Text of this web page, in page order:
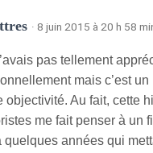
· 8 juin 2015 à 20 h 58
pas tellement
mais c’est
objectivité. Au fait, cette
me fait penser à un
quelques années qui